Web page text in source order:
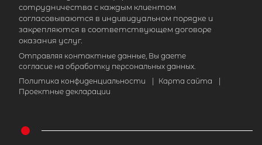
сотрудничества с каждым клиентом
согласовываются в индивидуальном порядке и
закрепляются в соответствующем договоре
оказания услуг.
Отправляя контактные данные, Вы даете
согласие на обработку персональных данных.
Политика конфиденциальности
Карта сайта
Проектные декларации